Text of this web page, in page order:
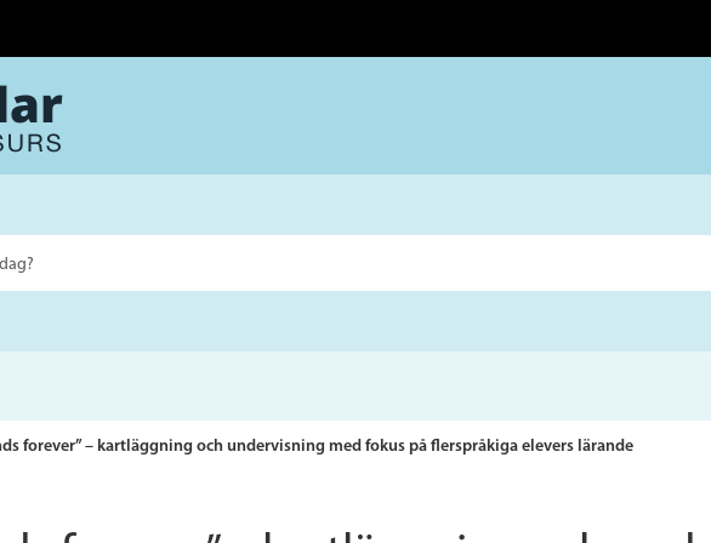
forever” – kartläggning och undervisning med fokus på flerspråkiga elevers lärande